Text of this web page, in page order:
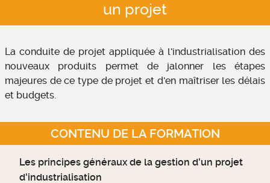
un projet
La conduite de projet appliquée à l'industrialisation des
nouveaux produits permet de jalonner les étapes
majeures de ce type de projet et d'en maîtriser les délais
et budgets.
CONTENU DE LA FORMATION
Les principes généraux de la gestion d'un projet
d'industrialisation